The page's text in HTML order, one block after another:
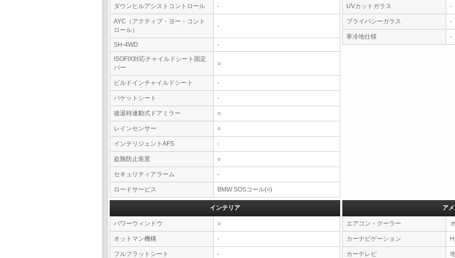
ダウンヒルアシストコントロール -
AYC（アクティブ・ヨー・コント
ロール）
-
SH-4WD
-
ISOFIX対応チャイルドシート固定
バー
○
ビルドインチャイルドシート -
バケットシート -
後退時連動式ドアミラー ○
レインセンサー ○
インテリジェントAFS -
盗難防止装置 ○
セキュリティアラーム -
ロードサービス BMW SOSコール(○)
UVカットガラス -
プライバシーガラス -
寒冷地仕様 -
インテリア
パワーウィンドウ ○
オットマン機構 -
フルフラットシート -
ア
エアコン・クーラー
カーナビゲーション
カーテレビ